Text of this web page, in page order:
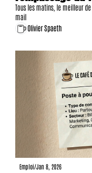
offres d'emploi,
Tous les matins, le meilleur
mail
Olivier Spaeth
Emploi/Jan 8, 2026